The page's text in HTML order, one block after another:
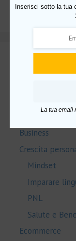
Categorie
Intelligenza
Business
Crescita
Mindset
Imparare
PNL
Salute e
Ecommerce
Inserisci sotto la tua
La tua email